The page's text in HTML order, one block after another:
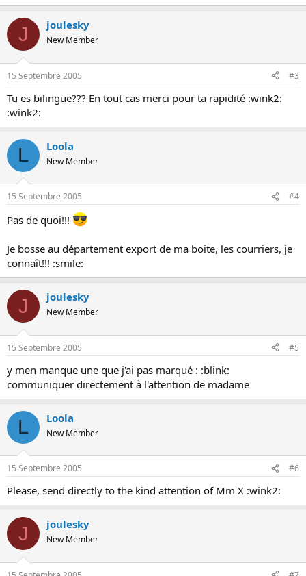
J joulesky
New Member
15 Septembre 2005 #3
Tu es bilingue??? En tout cas merci pour ta rapidité :wink2:
:wink2:
L Loola
New Member
15 Septembre 2005 #4
Pas de quoi!!!
Je bosse au département export de ma boite, les courriers, je
connaît!!! :smile:
J joulesky
New Member
15 Septembre 2005 #5
y men manque une que j'ai pas marqué : :blink:
communiquer directement à l'attention de madame
L Loola
New Member
15 Septembre 2005 #6
Please, send directly to the kind attention of Mm X :wink2:
J joulesky
New Member